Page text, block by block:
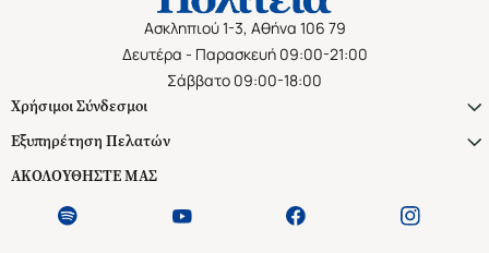
Ασκληπιού 1-3, Αθήνα 106 79
Δευτέρα - Παρασκευή 09:00-21:00
Σάββατο 09:00-18:00
Χρήσιμοι Σύνδεσμοι
Εξυπηρέτηση Πελατών
ΑΚΟΛΟΥΘΗΣΤΕ ΜΑΣ